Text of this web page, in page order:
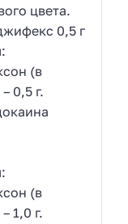
цвета.
0,5 г
(в
0,5 г.
(в
1,0 г.